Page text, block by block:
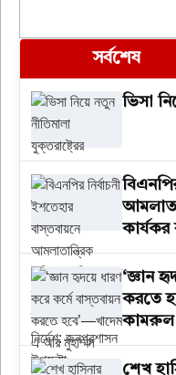
সর্বশেষ
ভিসা
কার্যকর
উপদেষ্টা
‘জ্ঞান
করতে
কামরুল
শেখ